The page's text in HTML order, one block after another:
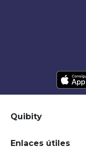
Quibity
Enlaces útiles